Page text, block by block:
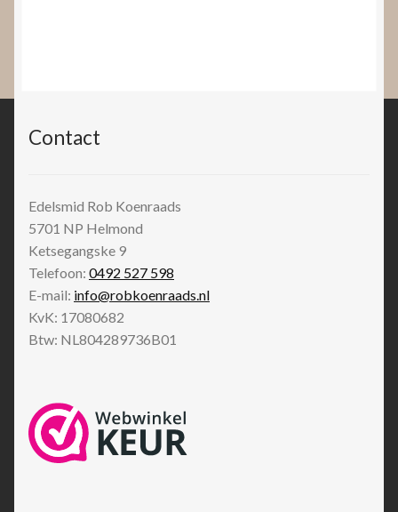
Contact
Edelsmid Rob Koenraads
5701 NP Helmond
Ketsegangske 9
Telefoon: 0492 527 598
E-mail: info@robkoenraads.nl
KvK: 17080682
Btw: NL804289736B01